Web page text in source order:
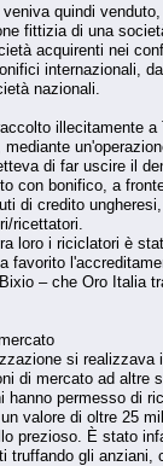
quindi
fittizia di una
acquirenti nei
internazionali,
nazionali.
illecitamente
di far uscire il
con bonifico, a
di credito
ricettatori.
loro i riciclatori è
favorito
– che Oro Italia
si
di mercato ad altre
hanno permesso di
valore di oltre 25
prezioso. È stato
truffando gli anziani,